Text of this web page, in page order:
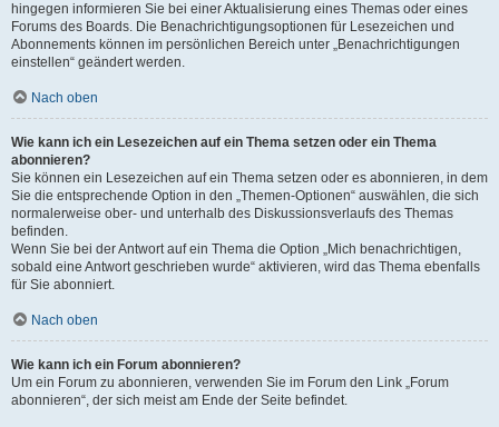
hingegen informieren Sie bei einer Aktualisierung eines Themas oder eines
Forums des Boards. Die Benachrichtigungsoptionen für Lesezeichen und
Abonnements können im persönlichen Bereich unter „Benachrichtigungen
einstellen“ geändert werden.
Nach oben
Wie kann ich ein Lesezeichen auf ein Thema setzen oder ein Thema
abonnieren?
Sie können ein Lesezeichen auf ein Thema setzen oder es abonnieren, in dem
Sie die entsprechende Option in den „Themen-Optionen“ auswählen, die sich
normalerweise ober- und unterhalb des Diskussionsverlaufs des Themas
befinden.
Wenn Sie bei der Antwort auf ein Thema die Option „Mich benachrichtigen,
sobald eine Antwort geschrieben wurde“ aktivieren, wird das Thema ebenfalls
für Sie abonniert.
Nach oben
Wie kann ich ein Forum abonnieren?
Um ein Forum zu abonnieren, verwenden Sie im Forum den Link „Forum
abonnieren“, der sich meist am Ende der Seite befindet.